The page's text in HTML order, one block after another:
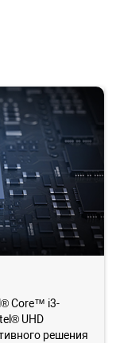
Core™ i3-
UHD
решения